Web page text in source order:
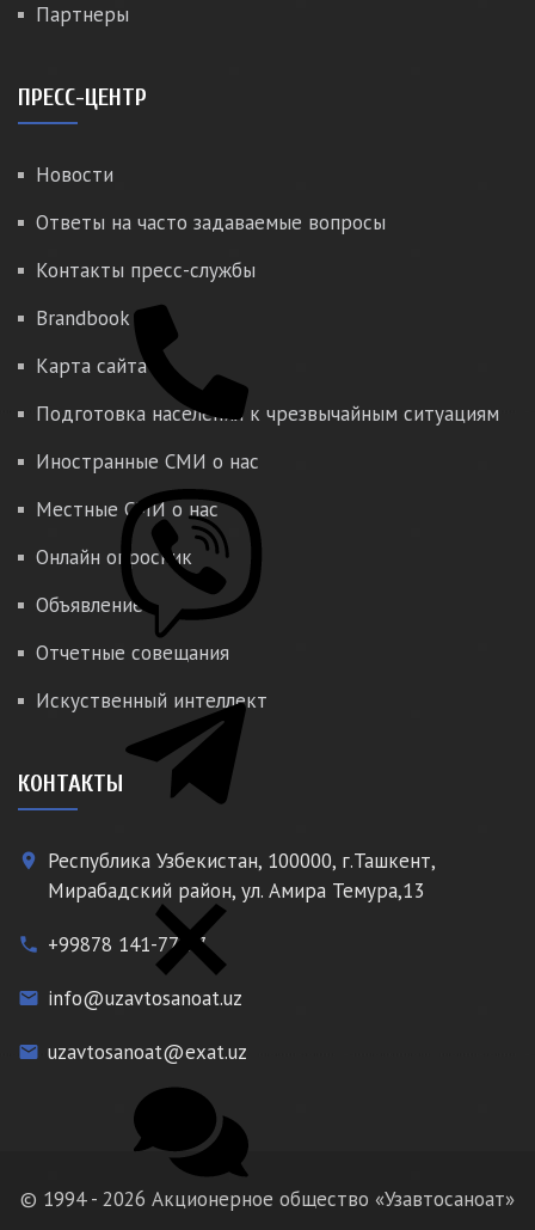
Партнеры
ПРЕСС-ЦЕНТР
Новости
Ответы на часто задаваемые вопросы
Контакты пресс-службы
Brandbook
Карта сайта
Подготовка населения к чрезвычайным ситуациям
Иностранные СМИ о нас
Местные СМИ о нас
Онлайн опросник
Объявление
Отчетные совещания
Искуственный интеллект
КОНТАКТЫ
place
Республика Узбекистан, 100000, г.Ташкент,
Мирабадский район, ул. Амира Темура,13
phone +99878 141-77-77
email info@uzavtosanoat.uz
email uzavtosanoat@exat.uz
© 1994 - 2026 Акционерное общество «Узавтосаноат»